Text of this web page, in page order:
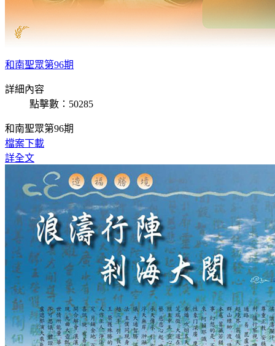
和南聖眾第96期
詳細內容
點擊數：50285
和南聖眾第96期
檔案下載
詳全文